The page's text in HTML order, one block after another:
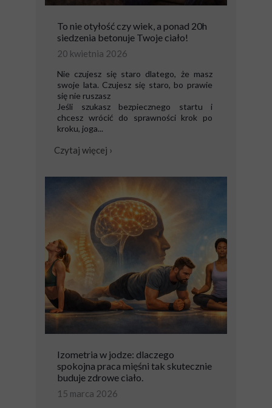
To nie otyłość czy wiek, a ponad 20h
siedzenia betonuje Twoje ciało!
20 kwietnia 2026
Nie czujesz się staro dlatego, że masz
swoje lata. Czujesz się staro, bo prawie
się nie ruszasz
Jeśli szukasz bezpiecznego startu i
chcesz wrócić do sprawności krok po
kroku, joga...
Czytaj więcej ›
Izometria w jodze: dlaczego
spokojna praca mięśni tak skutecznie
buduje zdrowe ciało.
15 marca 2026